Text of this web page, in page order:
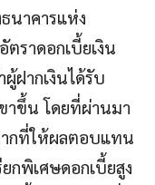
นาคารแห่ง
ราดอกเบี้ยเงิน
ฝากเงินได้รับ
าขึ้น โดยที่ผ่านมา
ากที่ให้ผลตอบแทน
ยกพิเศษดอกเบี้ยสูง